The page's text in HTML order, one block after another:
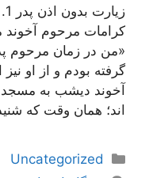
كرامات مرحوم آخوند
«من در زمان مرحوم
گرفته بودم و از او
آخوند ديشب به مسجد
اند؛ همان وقت كه
دسته‌ها
Uncategorized